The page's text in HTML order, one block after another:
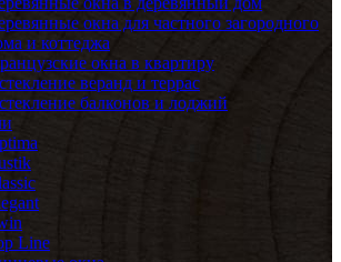
окна для частного загородного
и коттеджа
окна в квартиру
веранд и террас
балконов и лоджий
Line